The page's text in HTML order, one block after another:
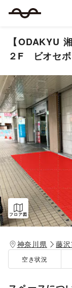
【ODAKYU
２F ビオセ
フロア図
神奈川県 藤
空き状況